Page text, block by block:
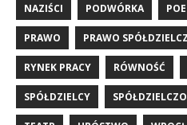
NAZIŚCI PODWÓRKA
PRAWO PRAWO
RYNEK PRACY RÓWNOŚĆ
SPÓŁDZIELCY